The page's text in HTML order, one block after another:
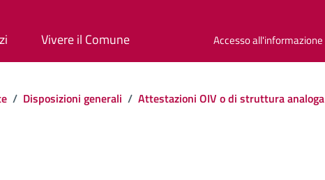
Vivere il Comune Accesso all'informazione
/ Disposizioni generali / Attestazioni OIV o di struttura analoga